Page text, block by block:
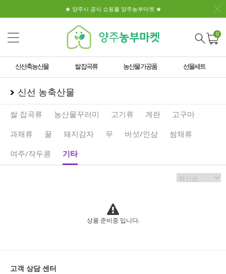
★ 양주시 공식 쇼핑몰 양주농부마켓 ★
0
신선축농산물 쌀 잡곡류 농산물 가공품 선물세트
신선 농축산물
쌀 잡곡류 농산물꾸러미 고기류 계란
고구마
과채류
꿀 돼지감자 무 버섯/인삼
쌈채류
여주/작두콩
기타
상품 준비중 입니다.
고객 상담 센터